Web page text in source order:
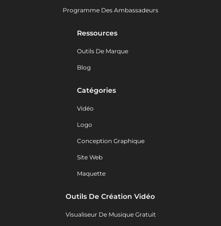
Programme Des Ambassadeurs
Ressources
Outils De Marque
Blog
Catégories
Vidéo
Logo
Conception Graphique
Site Web
Maquette
Outils De Création Vidéo
Visualiseur De Musique Gratuit